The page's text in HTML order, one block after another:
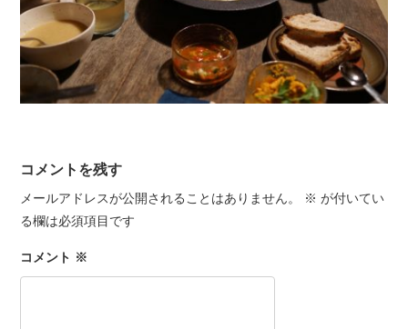
コメントを残す
メールアドレスが公開されることはありません。 ※ が付いてい
る欄は必須項目です
コメント ※